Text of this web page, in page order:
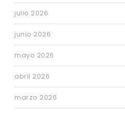
julio 2026
junio 2026
mayo 2026
abril 2026
marzo 2026